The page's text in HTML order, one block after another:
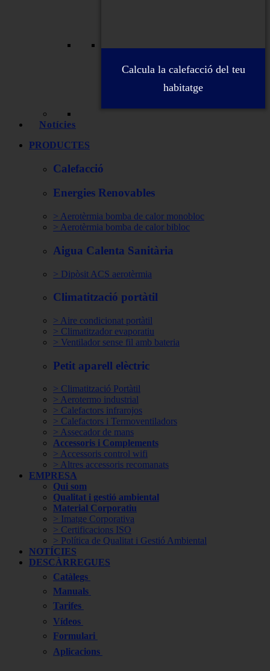
Calcula la calefacció del teu
habitatge
Notícies
PRODUCTES
Calefacció
Energies Renovables
> Aerotèrmia bomba de calor monobloc
> Aerotèrmia bomba de calor bibloc
Aigua Calenta Sanitària
> Dipòsit ACS aerotèrmia
Climatització portàtil
> Aire condicionat portàtil
> Climatitzador evaporatiu
> Ventilador sense fil amb bateria
Petit aparell elèctric
> Climatització Portàtil
> Aerotermo industrial
> Calefactors infrarojos
> Calefactors i Termoventiladors
> Assecador de mans
Accessoris i Complements
> Accessoris control wifi
> Altres accessoris recomanats
EMPRESA
Qui som
Qualitat i gestió ambiental
Material Corporatiu
> Imatge Corporativa
> Certificacions ISO
> Política de Qualitat i Gestió Ambiental
NOTÍCIES
DESCÀRREGUES
Catàlegs
Manuals
Tarifes
Vídeos
Formulari
Aplicacions